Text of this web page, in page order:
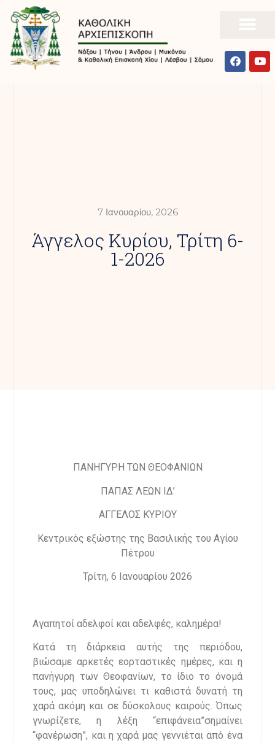
7 Ιανουαρίου, 2026
Άγγελος Κυρίου, Τρίτη 6-
1-2026
ΠΑΝΗΓΥΡΗ ΤΩΝ ΘΕΟΦΑΝΙΩΝ
ΠΑΠΑΣ ΛΕΩΝ ΙΔ’
ΑΓΓΕΛΟΣ ΚΥΡΙΟΥ
Κεντρικός εξώστης της Βασιλικής του Αγίου
Πέτρου
Τρίτη, 6 Ιανουαρίου 2026
Αγαπητοί αδελφοί και αδελφές, καλημέρα!
Κατά τη διάρκεια αυτής της περιόδου,
βιώσαμε αρκετές εορταστικές ημέρες, και η
πανήγυρη των Θεοφανίων, το ίδιο το όνομά
τους, μας υποδηλώνει τι καθιστά δυνατή τη
χαρά ακόμη και σε δύσκολους καιρούς. Όπως
γνωρίζετε, η λέξη “επιφάνεια”σημαίνει
“φανέρωση”, και η χαρά μας γεννιέται από ένα